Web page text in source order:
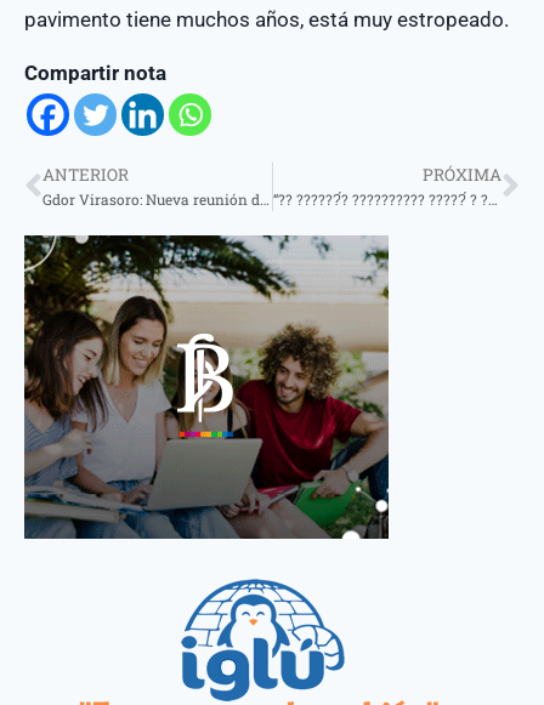
pavimento tiene muchos años, está muy estropeado.
Compartir nota
ANTERIOR
Gdor Virasoro: Nueva reunión de la Mesa Interinstitucional de Lucha Contra los Delitos Trasnacionales
PRÓXIMA
“?? ??????́? ?????????? ?????́ ? ???? ?? ?? ????????́? ? ???????́ ?? ????????????́? ??? ???? ????”, ?????????́ ???????????